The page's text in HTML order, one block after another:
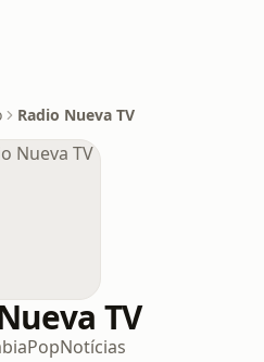
Radio Nueva TV
TV
PopNotícias